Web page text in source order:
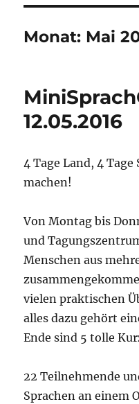
Monat: Mai
12.05.2016
4 Tage Land, 4
machen!
Von Montag bis
und
Menschen aus
vielen praktischen
alles dazu gehört
Ende sind 5 tolle
22 Teilnehmende
Sprachen an einem